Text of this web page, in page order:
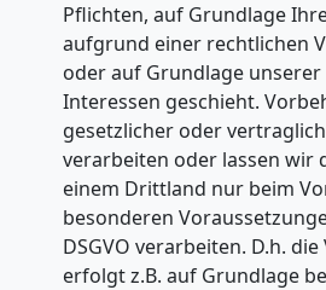
Pflichten, auf Grundlage
aufgrund einer rechtlichen
oder auf Grundlage
Interessen geschieht.
gesetzlicher oder
verarbeiten oder lassen wir
einem Drittland nur beim
besonderen
DSGVO verarbeiten. D.h.
erfolgt z.B. auf Grundlage
National
International